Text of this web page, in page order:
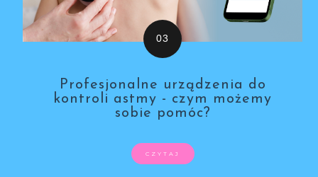
Profesjonalne urządzenia do
kontroli astmy - czym możemy
sobie pomóc?
CZYTAJ